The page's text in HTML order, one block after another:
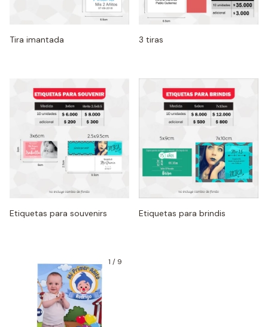
Tira imantada 3 tiras
Etiquetas para souvenirs Etiquetas para brindis
1 / 9